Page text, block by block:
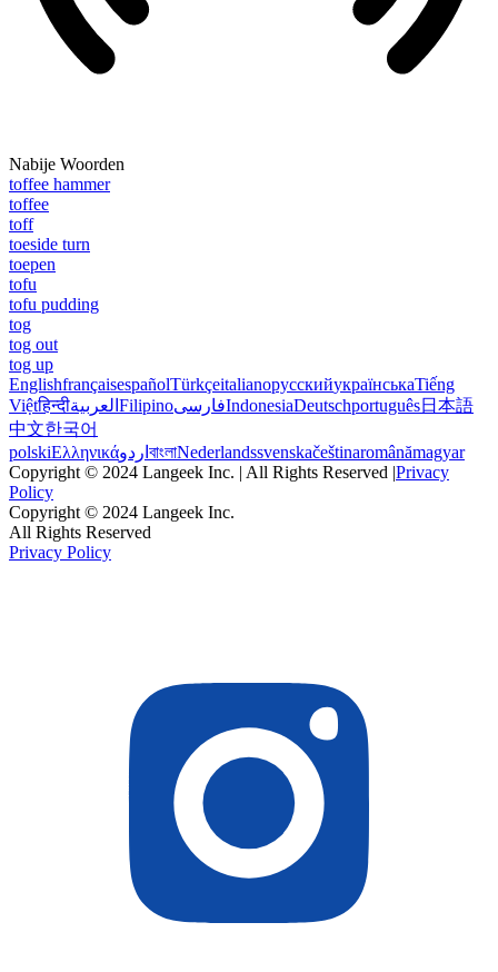
Nabije Woorden
toffee hammer
toffee
toff
toeside turn
toepen
tofu
tofu pudding
tog
tog out
tog up
EnglishfrançaisespañolTürkçeitalianoрусскийукраїнськаTiếng
Việtहिन्दीالعربية FilipinoفارسیIndonesiaDeutschportuguês日本語
中文한국어
polskiΕλληνικάاردو বাংলাNederlandssvenskačeštinaromânămagyar
Copyright © 2024 Langeek Inc. | All Rights Reserved |Privacy
Policy
Copyright © 2024 Langeek Inc.
All Rights Reserved
Privacy Policy